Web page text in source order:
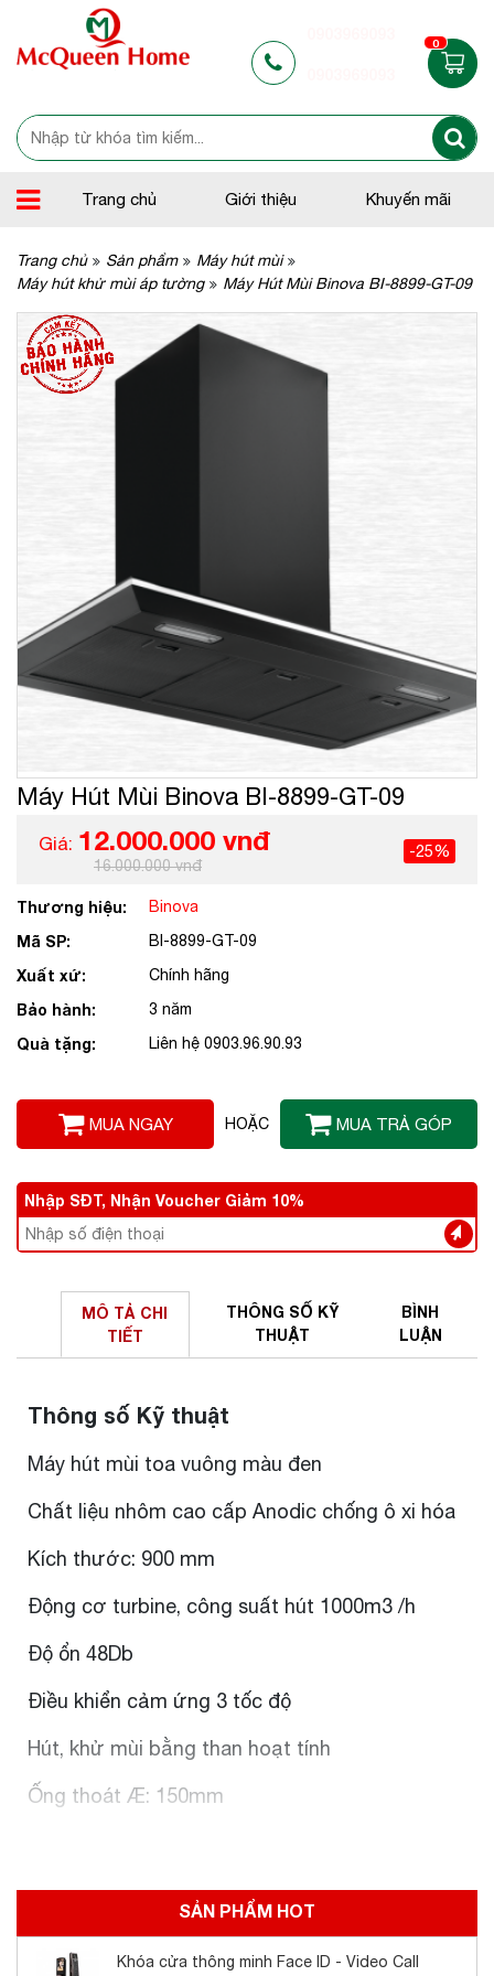
0
Trang chủ Giới thiệu Khuyến mãi
Trang chủ Sản phẩm
Máy hút mùi
Máy hút khử mùi áp tường
Máy Hút Mùi Binova BI-8899-GT-09
Máy Hút Mùi Binova BI-8899-GT-09
Giá: 12.000.000 vnđ
16.000.000 vnđ
-25%
Thương hiệu: Binova
Mã SP: BI-8899-GT-09
Xuất xứ: Chính hãng
Bảo hành: 3 năm
Quà tặng: Liên hệ 0903.96.90.93
MUA NGAY HOẶC MUA TRẢ GÓP
Nhập SĐT, Nhận Voucher Giảm 10%
MÔ TẢ CHI
TIẾT
THÔNG SỐ KỸ
THUẬT
BÌNH
LUẬN
Thông số Kỹ thuật
Máy hút mùi toa vuông màu đen
Chất liệu nhôm cao cấp Anodic chống ô xi hóa
Kích thước: 900 mm
Động cơ turbine, công suất hút 1000m3 /h
Độ ổn 48Db
Điều khiển cảm ứng 3 tốc độ
Hút, khử mùi bằng than hoạt tính
Ống thoát Æ: 150mm
SẢN PHẨM HOT
Khóa cửa thông minh Face ID - Video Call